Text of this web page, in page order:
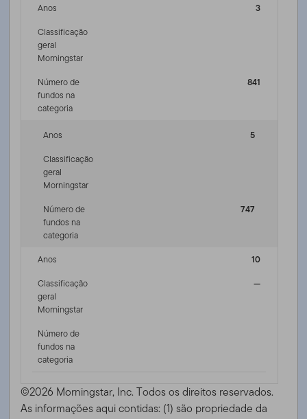
Anos
3
Classificação
geral
Morningstar
Número de
fundos na
categoria
841
Anos
5
Classificação
geral
Morningstar
Número de
fundos na
categoria
747
Anos
10
Classificação
geral
Morningstar
—
Número de
fundos na
categoria
©2026 Morningstar, Inc. Todos os direitos reservados.
As informações aqui contidas: (1) são propriedade da